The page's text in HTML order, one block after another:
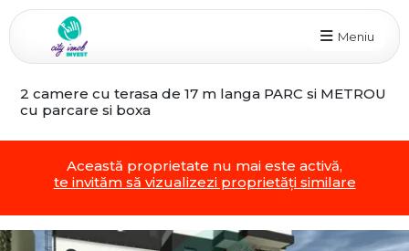
Meniu
2 camere cu terasa de 17 m langa PARC si METROU
cu parcare si boxa
Această proprietate nu mai este activă,
te invităm să vizualizezi proprietăți similare